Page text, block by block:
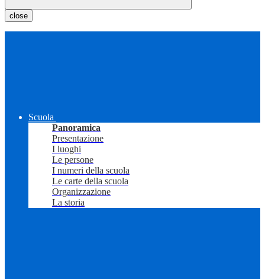
close
Scuola
Panoramica
Presentazione
I luoghi
Le persone
I numeri della scuola
Le carte della scuola
Organizzazione
La storia